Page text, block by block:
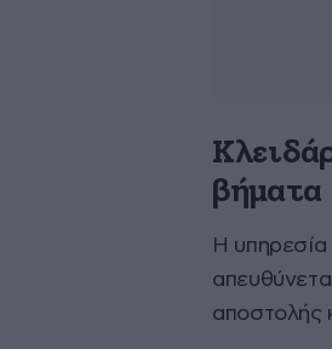
βήματα
Η υπηρεσία
αποστολής